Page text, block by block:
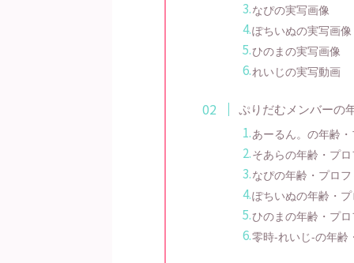
なぴの実写画像
ぽちいぬの実写画像
ひのまの実写画像
れいじの実写動画
ぷりだむメンバーの
あーるん。の年齢
そあらの年齢・プ
なぴの年齢・プロ
ぽちいぬの年齢・
ひのまの年齢・プ
零時-れいじ-の年齢